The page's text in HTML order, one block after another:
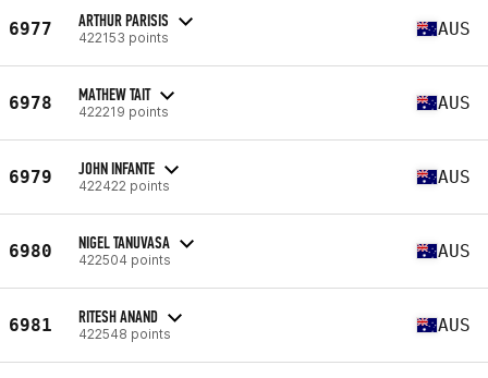
6977 ARTHUR PARISIS
422153 points AUS
6978 MATHEW TAIT
422219 points AUS
6979 JOHN INFANTE
422422 points AUS
6980 NIGEL TANUVASA
422504 points AUS
6981 RITESH ANAND
422548 points AUS